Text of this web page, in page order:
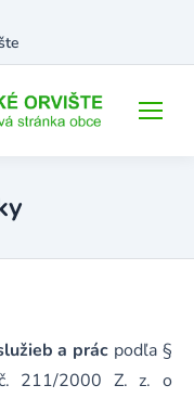
a prác podľa §
211/2000 Z. z. o